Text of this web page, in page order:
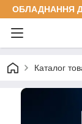
ОБЛАДНАННЯ
Каталог